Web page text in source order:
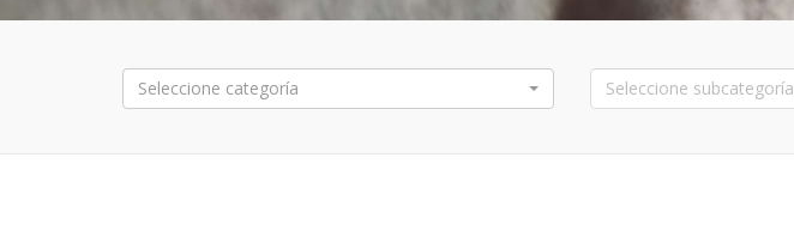
Seleccione categoría Seleccione subcategoría